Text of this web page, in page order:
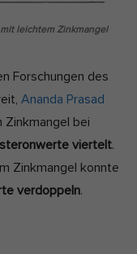
leichtem Zinkmangel
Forschungen des
Ananda Prasad
Zinkmangel bei
viertelt.
Zinkmangel konnte
verdoppeln.